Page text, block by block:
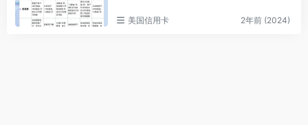
美国信用卡 2年前 (2024)